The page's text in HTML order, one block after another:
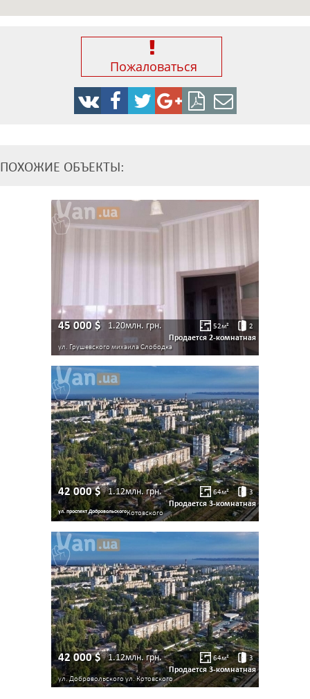
Пожаловаться
ПОХОЖИЕ ОБЪЕКТЫ:
45 000$ 1.20млн. грн. 52м² 2
Продается 2-комнатная
ул. Грушевского михаилаСлободка
42 000$ 1.12млн.грн. 64м² 3
Продается 3-комнатная
ул. проспект ДобровольскогоКотовского
42 000$ 1.12млн.грн. 64м² 3
Продается 3-комнатная
ул. Добровольского ул.Котовского